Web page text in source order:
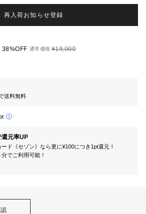
再入荷お知らせ登録
38%OFF 通常価格 ¥19,000
送料無料
還元率UP
ド《セゾン》なら更に¥100につき1pt還元！
でご利用可能！